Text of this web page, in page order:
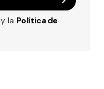
y la Política de